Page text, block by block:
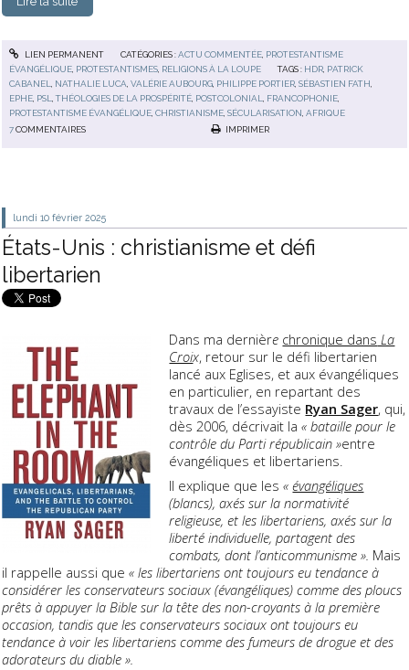
LIEN PERMANENT CATÉGORIES :ACTU COMMENTÉE, PROTESTANTISME
ÉVANGÉLIQUE PROTESTANTISMES RELIGIONS À LA LOUPE TAGS : HDR PATRICK
CABANEL
NATHALIE LUCA ,VALÉRIE AUBOURG PHILIPPE PORTIER ,SÉBASTIEN FATH
EPHE PSL ,THÉOLOGIES DE LA PROSPÉRITÉ POSTCOLONIAL FRANCOPHONIE
PROTESTANTISME ÉVANGÉLIQUE ,CHRISTIANISME ,SÉCULARISATION ,AFRIQUE
7COMMENTAIRES IMPRIMER
lundi 10 février 2025
États-Unis : christianisme et défi
libertarien
Dans ma dernière chronique dans La
Croix, retour sur le défi libertarien
lancé aux Eglises, et aux évangéliques
en particulier, en repartant des
travaux de l’essayiste Ryan Sager, qui,
dès 2006, décrivait la« bataille pour le
contrôle du Parti républicain »entre
évangéliques et libertariens.
Il explique que les«évangéliques
(blancs), axés sur la normativité
religieuse, et les libertariens, axés sur la
liberté individuelle, partagent des
combats, dont l’anticommunisme ». Mais
il rappelle aussi que « les libertariens ont toujours eu tendance à
considérer les conservateurs sociaux (évangéliques) comme des ploucs
prêts à appuyer la Bible sur la tête des non-croyants à la première
occasion, tandis que les conservateurs sociaux ont toujours eu
tendance à voir les libertariens comme des fumeurs de drogue et des
adorateurs du diable ».